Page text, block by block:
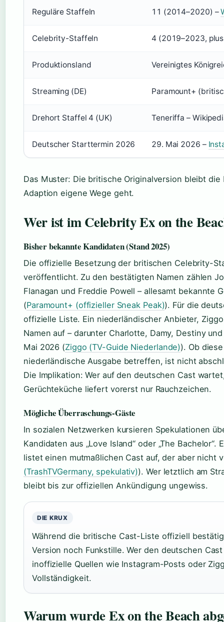
Reguläre Staffeln 11 (2014–2020) –
Celebrity-Staffeln 4 (2019–2023,
Produktionsland Vereinigtes
Streaming (DE) Paramount+
Drehort Staffel 4 (UK) Teneriffa –
Deutscher Starttermin 2026 29. Mai 2026 –
Das Muster: Die britische Originalversion bleibt
Adaption eigene Wege geht.
Wer ist im Celebrity Ex on the
Bisher bekannte Kandidaten (Stand 2025)
Die offizielle Besetzung der britischen Celebrity-
veröffentlicht. Zu den bestätigten Namen zählen
Flanagan und Freddie Powell – allesamt bekannte
(Paramount+ (offizieller Sneak Peak)). Für die
offizielle Liste. Ein niederländischer Anbieter,
Namen auf – darunter Charlotte, Damy, Destiny
Mai 2026 (Ziggo (TV-Guide Niederlande)). Ob
niederländische Ausgabe betreffen, ist nicht
Die Implikation: Wer auf den deutschen Cast
Gerüchteküche liefert vorerst nur Rauchzeichen.
Mögliche Überraschungs-Gäste
In sozialen Netzwerken kursieren Spekulationen
Kandidaten aus „Love Island“ oder „The
listet einen mutmaßlichen Cast auf, der aber nicht
(TrashTVGermany, spekulativ)). Wer letztlich am
bleibt bis zur offiziellen Ankündigung ungewiss.
DIE KRUX
Während die britische Cast-Liste offiziell
Version noch Funkstille. Wer den deutschen
inoffizielle Quellen wie Instagram-Posts oder
Vollständigkeit.
Warum wurde Ex on the Beach